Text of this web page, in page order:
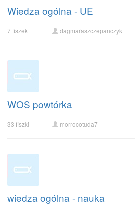
Wiedza ogólna - UE
7 fiszek dagmaraszczepanczyk
WOS powtórka
33 fiszki morrocotuda7
wiedza ogólna - nauka